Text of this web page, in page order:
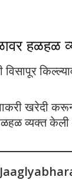
हळहळ
खरेदी
व्यक्त